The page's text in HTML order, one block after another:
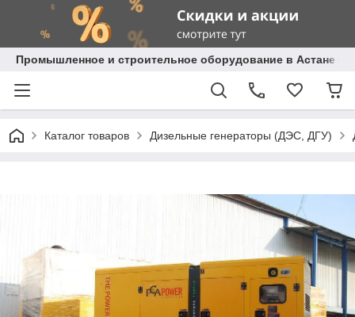
Промышленное и строительное оборудование в Астане с
Каталог товаров Дизельные генераторы (ДЭС, ДГУ)